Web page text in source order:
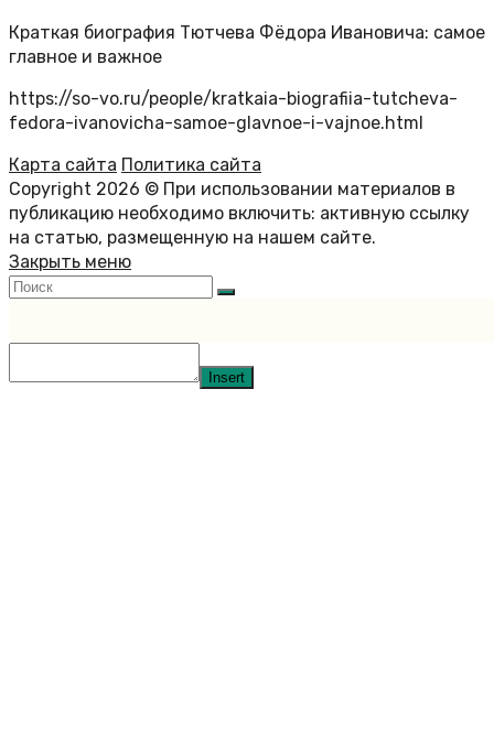
Краткая биография Тютчева Фёдора Ивановича: самое
главное и важное
https://so-vo.ru/people/kratkaia-biografiia-tutcheva-
fedora-ivanovicha-samoe-glavnoe-i-vajnoe.html
Карта сайта Политика сайта
Copyright 2026 © При использовании материалов в
публикацию необходимо включить: активную ссылку
на статью, размещенную на нашем сайте.
Закрыть меню
Insert